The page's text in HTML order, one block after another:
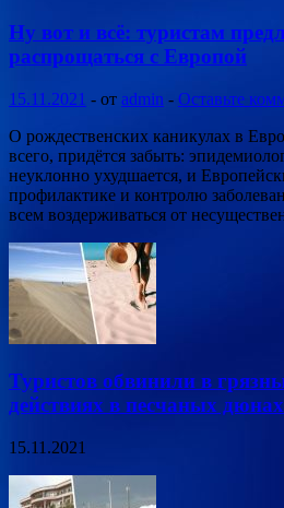
Ну вот и всё: туристам
распрощаться с Европой
15.11.2021 - от admin - Оставьте
О рождественских каникулах в
всего, придётся забыть:
неуклонно ухудшается, и
профилактике и контролю
всем воздерживаться от
Туристов обвинили в
действиях в песчаных дюнах
15.11.2021